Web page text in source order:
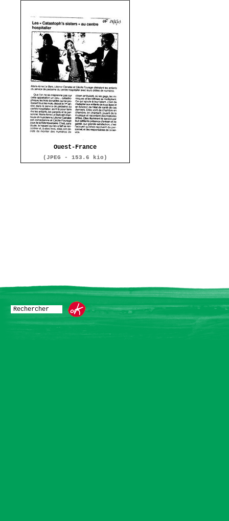
Ouest-France
(JPEG - 153.6 kio)